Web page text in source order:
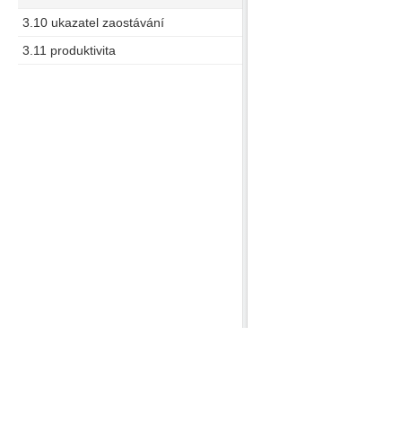
3.10 ukazatel zaostávání
3.11 produktivita